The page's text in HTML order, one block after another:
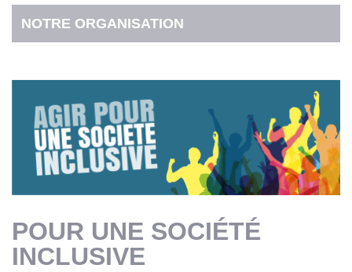
NOTRE ORGANISATION
POUR UNE SOCIÉTÉ
INCLUSIVE